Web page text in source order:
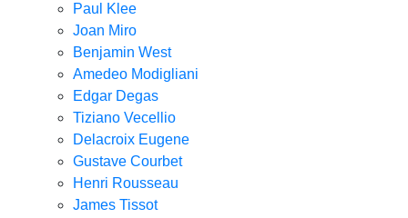
Paul Klee
Joan Miro
Benjamin West
Amedeo Modigliani
Edgar Degas
Tiziano Vecellio
Delacroix Eugene
Gustave Courbet
Henri Rousseau
James Tissot